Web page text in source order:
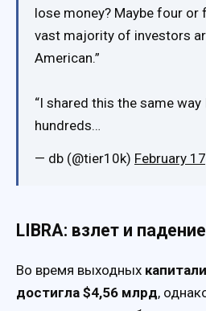
lose money? Maybe four or
vast majority of investors
American.”
“I shared this the same way
hundreds…
— db (@tier10k) February
LIBRA: взлет и падение
Во время выходных
достигла $4,56 млрд,